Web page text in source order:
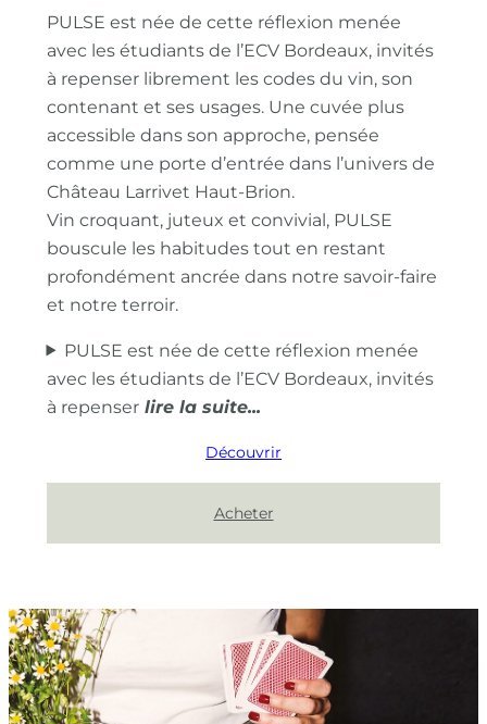
PULSE est née de cette réflexion menée
avec les étudiants de l’ECV Bordeaux, invités
à repenser librement les codes du vin, son
contenant et ses usages. Une cuvée plus
accessible dans son approche, pensée
comme une porte d’entrée dans l’univers de
Château Larrivet Haut-Brion.
Vin croquant, juteux et convivial, PULSE
bouscule les habitudes tout en restant
profondément ancrée dans notre savoir-faire
et notre terroir.
PULSE est née de cette réflexion menée
avec les étudiants de l’ECV Bordeaux, invités
à repenser
Découvrir
Acheter